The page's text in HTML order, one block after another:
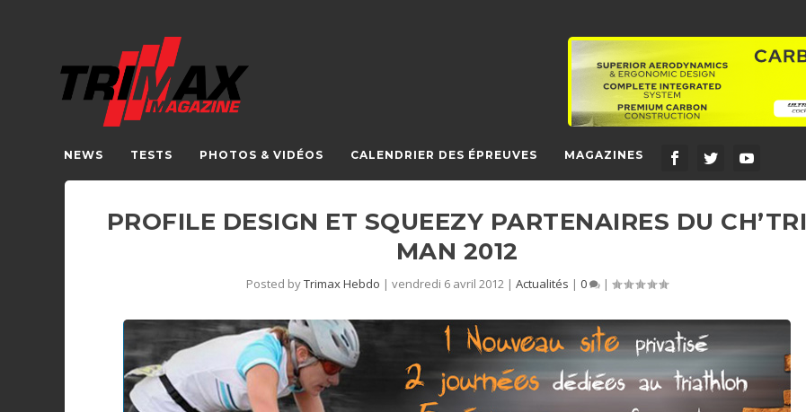
NEWS TESTS PHOTOS & VIDÉOS CALENDRIER DES ÉPREUVES MAGAZINES
PROFILE DESIGN ET SQUEEZY PARTENAIRES DU CH’TRI
MAN 2012
Posted byTrimax Hebdo |vendredi 6 avril 2012 |Actualités |0 |